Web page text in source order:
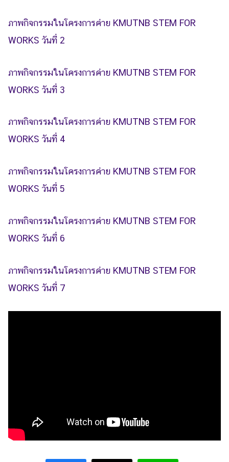
Search
Search
ภาพกิจกรรมในโครงการค่าย KMUTNB STEM FOR
WORKS วันที่ 2
ภาพกิจกรรมในโครงการค่าย KMUTNB STEM FOR
WORKS วันที่ 3
ภาพกิจกรรมในโครงการค่าย KMUTNB STEM FOR
WORKS วันที่ 4
ภาพกิจกรรมในโครงการค่าย KMUTNB STEM FOR
WORKS วันที่ 5
ภาพกิจกรรมในโครงการค่าย KMUTNB STEM FOR
WORKS วันที่ 6
ภาพกิจกรรมในโครงการค่าย KMUTNB STEM FOR
WORKS วันที่ 7